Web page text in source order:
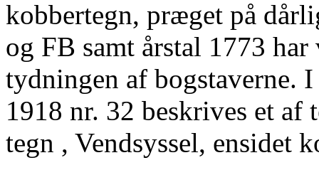
kobbertegn, præget på
og FB samt årstal 1773
tydningen af bogstaverne.
1918 nr. 32 beskrives et af
tegn , Vendsyssel, ensidet